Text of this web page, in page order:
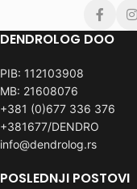
DENDROLOG DOO
PIB: 112103908
MB: 21608076
+381 (0)677 336 376
+381677/DENDRO
info@dendrolog.rs
POSLEDNJI POSTOVI